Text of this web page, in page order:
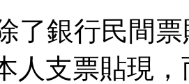
銀行民間票
人支票貼現